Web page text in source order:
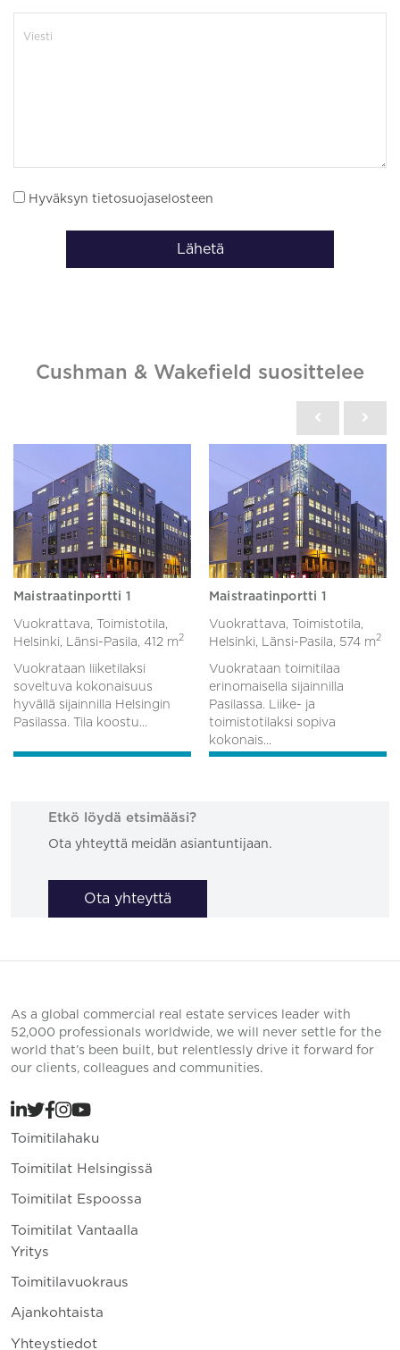
Hyväksyn tietosuojaselosteen
Lähetä
Cushman & Wakefield suosittelee
Maistraatinportti 1
Vuokrattava, Toimistotila,
Helsinki, Länsi-Pasila, 412 m2
Vuokrataan liiketilaksi
soveltuva kokonaisuus
hyvällä sijainnilla Helsingin
Pasilassa. Tila koostu...
Maistraatinportti 1
Vuokrattava, Toimistotila,
Helsinki, Länsi-Pasila, 574 m2
Vuokrataan toimitilaa
erinomaisella sijainnilla
Pasilassa. Liike- ja
toimistotilaksi sopiva
kokonais...
Etkö löydä etsimääsi?
Ota yhteyttä meidän asiantuntijaan.
Ota yhteyttä
As a global commercial real estate services leader with
52,000 professionals worldwide, we will never settle for the
world that’s been built, but relentlessly drive it forward for
our clients, colleagues and communities.
Toimitilahaku
Toimitilat Helsingissä
Toimitilat Espoossa
Toimitilat Vantaalla
Yritys
Toimitilavuokraus
Ajankohtaista
Yhteystiedot